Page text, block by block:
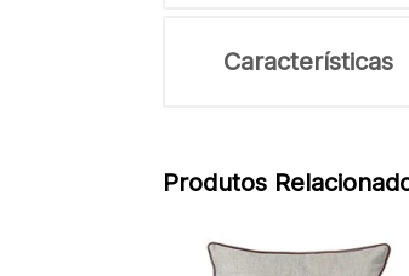
Características
Produtos